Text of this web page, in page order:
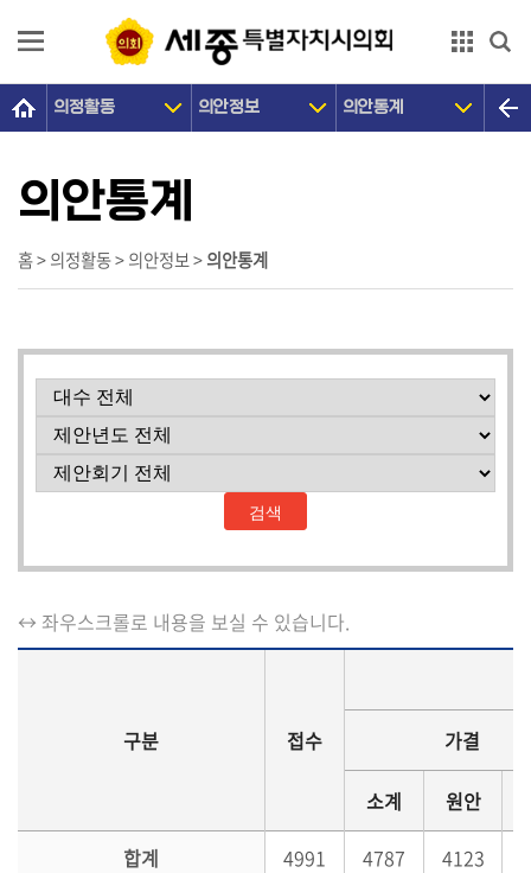
의
개
의
원
장
민
여
의
의정활동 의안정보 의안통계
홈 > 의정활동 > 의안정보 >의안통계
의안통계
↔ 좌우스크롤로 내용을 보실 수 있습니다.
구분 접수 가결
소계 원안
합계
4991 4787 4123